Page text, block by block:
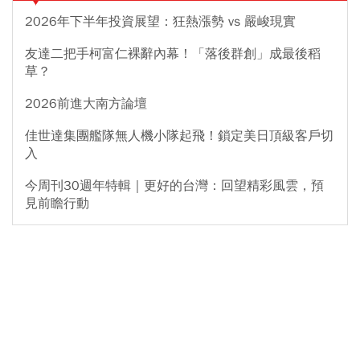
2026年下半年投資展望：狂熱漲勢 vs 嚴峻現實
友達二把手柯富仁裸辭內幕！「落後群創」成最後稻
草？
2026前進大南方論壇
佳世達集團艦隊無人機小隊起飛！鎖定美日頂級客戶切
入
今周刊30週年特輯｜更好的台灣：回望精彩風雲，預
見前瞻行動